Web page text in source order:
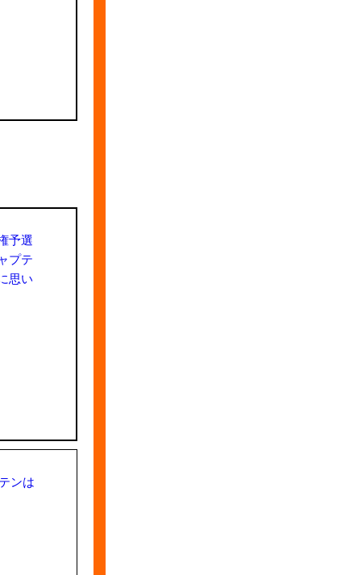
予選
プテ
思い
ンは